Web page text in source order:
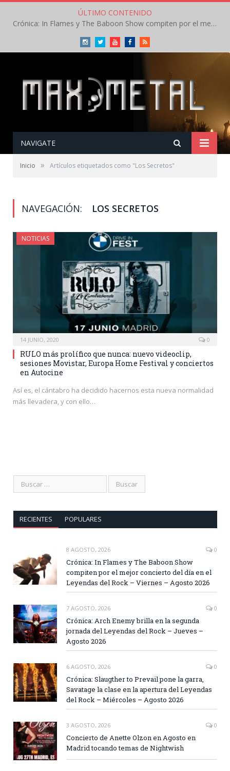
ÚLTIMO CONTENIDO
Crónica: In Flames y The Baboon Show compiten por el mejor concierto del día en el Leyendas del Rock – Viernes – Agosto 2026
InstagramTwitterYoutubeFacebookRSS
NAVIGATE
Inicio » Artículos etiquetados como "Los Secretos"
NAVEGACIÓN: LOS SECRETOS
NOTICIAS
14 JUNIO, 2020 0
RULO más prolífico que nunca: nuevo videoclip,
sesiones Movistar, Europa Home Festival y conciertos
en Autocine
Así es, el cántabro ha decidido hacernos esta nueva normalidad
más llevadera, y con ello…
RECIENTES POPULARES
8 AGOSTO, 2026 0
Crónica: In Flames y The Baboon Show
compiten por el mejor concierto del día en el
Leyendas del Rock – Viernes – Agosto 2026
7 AGOSTO, 2026 0
Crónica: Arch Enemy brilla en la segunda
jornada del Leyendas del Rock – Jueves –
Agosto 2026
6 AGOSTO, 2026 0
Crónica: Slaugther to Prevail pone la garra,
Savatage la clase en la apertura del Leyendas
del Rock – Miércoles – Agosto 2026
3 AGOSTO, 2026 0
Concierto de Anette Olzon en Agosto en
Madrid tocando temas de Nightwish